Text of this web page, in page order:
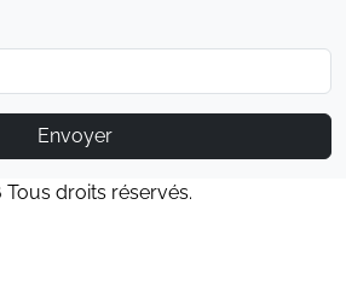
Envoyer
Tous droits réservés.